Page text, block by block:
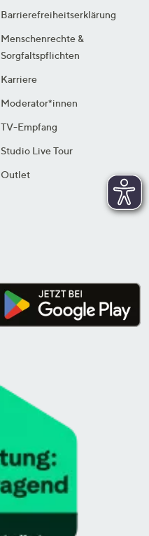
Barrierefreiheitserklärung
Menschenrechte &
Sorgfaltspflichten
Karriere
Moderator*innen
TV-Empfang
Studio Live Tour
Outlet